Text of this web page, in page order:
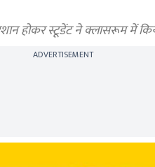
होकर स्टूडेंट ने क्लासरूम में
ADVERTISEMENT